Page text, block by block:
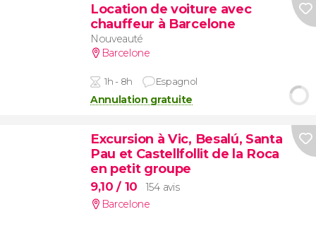
Location de voiture avec
chauffeur à Barcelone
Nouveauté
Barcelone
1h - 8h Espagnol
Annulation gratuite
Excursion à Vic, Besalú, Santa
Pau et Castellfollit de la Roca
en petit groupe
9,10/ 10
154 avis
Barcelone